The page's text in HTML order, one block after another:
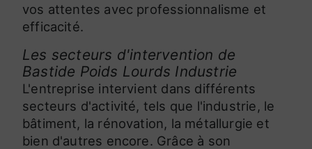
vos attentes avec professionnalisme et
efficacité.
Les secteurs d'intervention de
Bastide Poids Lourds Industrie
L'entreprise intervient dans différents
secteurs d'activité, tels que l'industrie, le
bâtiment, la rénovation, la métallurgie et
bien d'autres encore. Grâce à son